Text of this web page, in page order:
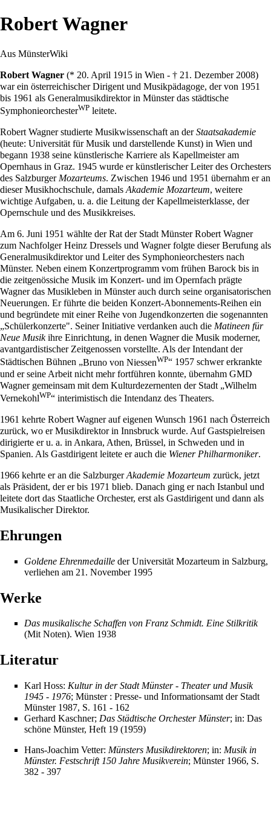
Robert Wagner
Aus MünsterWiki
Robert Wagner (* 20. April 1915 in Wien - † 21. Dezember 2008)
war ein österreichischer Dirigent und Musikpädagoge, der von 1951
bis 1961 als Generalmusikdirektor in Münster das städtische
SymphonieorchesterWP leitete.
Robert Wagner studierte Musikwissenschaft an derStaatsakademie
(heute: Universität für Musik und darstellende Kunst) in Wien und
begann 1938 seine künstlerische Karriere als Kapellmeister am
Opernhaus in Graz. 1945 wurde er künstlerischer Leiter des Orchesters
des Salzburger Mozarteums. Zwischen 1946 und 1951 übernahm er an
dieser Musikhochschule, damals Akademie Mozarteum, weitere
wichtige Aufgaben, u. a. die Leitung der Kapellmeisterklasse, der
Opernschule und des Musikkreises.
Am 6. Juni 1951 wählte derRat der Stadt Münster Robert Wagner
zum NachfolgerHeinz Dressels und Wagner folgte dieser Berufung als
Generalmusikdirektor und Leiter des Symphonieorchesters nach
Münster. Neben einem Konzertprogramm vom frühen Barock bis in
die zeitgenössiche Musik im Konzert- und im Opernfach prägte
Wagner das Musikleben in Münster auch durch seine organisatorischen
Neuerungen. Er führte die beiden Konzert-Abonnements-Reihen ein
und begründete mit einer Reihe von Jugendkonzerten die sogenannten
„Schülerkonzerte". Seiner Initiative verdanken auch die Matineen für
Neue Musikihre Einrichtung, in denen Wagner die Musik moderner,
avantgardistischer Zeitgenossen vorstellte. Als der Intendant der
Städtischen Bühnen „Bruno von NiessenWP“ 1957 schwer erkrankte
und er seine Arbeit nicht mehr fortführen konnte, übernahm GMD
Wagner gemeinsam mit dem Kulturdezernenten der Stadt „Wilhelm
VernekohlWP“ interimistisch die Intendanz des Theaters.
1961 kehrte Robert Wagner auf eigenen Wunsch 1961 nach Österreich
zurück, wo er Musikdirektor in Innsbruck wurde. Auf Gastspielreisen
dirigierte er u. a. in Ankara, Athen, Brüssel, in Schweden und in
Spanien. Als Gastdirigent leitete er auch die Wiener Philharmoniker.
1966 kehrte er an die SalzburgerAkademie Mozarteum zurück, jetzt
als Präsident, der er bis 1971 blieb. Danach ging er nach Istanbul und
leitete dort das Staatliche Orchester, erst als Gastdirigent und dann als
Musikalischer Direktor.
Ehrungen
Goldene Ehrenmedaille der Universität Mozarteum in Salzburg,
verliehen am 21. November 1995
Werke
Das musikalische Schaffen von Franz Schmidt. Eine Stilkritik
(Mit Noten). Wien 1938
Literatur
Karl Hoss: Kultur in der Stadt Münster - Theater und Musik
1945 - 1976; Münster : Presse- und Informationsamt der Stadt
Münster 1987, S. 161 - 162
Gerhard Kaschner; Das Städtische Orchester Münster; in: Das
schöne Münster, Heft 19 (1959)
Hans-Joachim Vetter: Münsters Musikdirektoren; in: Musik in
Münster. Festschrift 150 Jahre Musikverein; Münster 1966, S.
382 - 397